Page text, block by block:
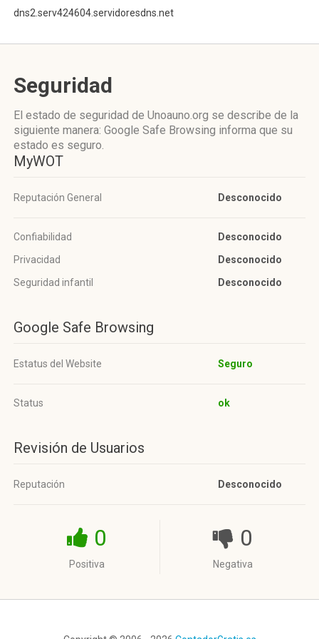
dns2.serv424604.servidoresdns.net
Seguridad
El estado de seguridad de Unoauno.org se describe de la
siguiente manera: Google Safe Browsing informa que su
estado es seguro.
MyWOT
Reputación General Desconocido
Confiabilidad
Desconocido
Privacidad
Desconocido
Seguridad infantil
Desconocido
Google Safe Browsing
Estatus del Website Seguro
Status ok
Revisión de Usuarios
Reputación Desconocido
0
Positiva
0
Negativa